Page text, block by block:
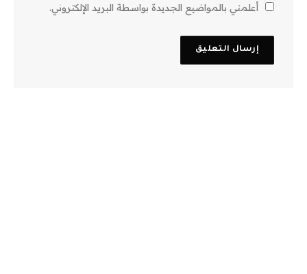
أعلمني بالمواضيع الجديدة بواسطة البريد الإلكتروني.